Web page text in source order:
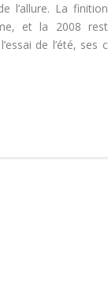
l’allure. La
et la 2008
de l’été,